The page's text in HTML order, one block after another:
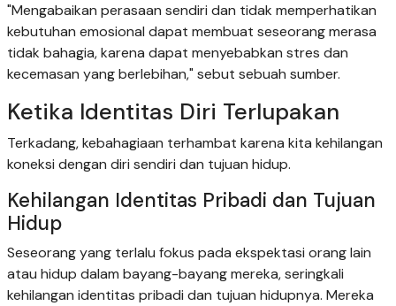
"Mengabaikan perasaan sendiri dan tidak memperhatikan
kebutuhan emosional dapat membuat seseorang merasa
tidak bahagia, karena dapat menyebabkan stres dan
kecemasan yang berlebihan," sebut sebuah sumber.
Ketika Identitas Diri Terlupakan
Terkadang, kebahagiaan terhambat karena kita kehilangan
koneksi dengan diri sendiri dan tujuan hidup.
Kehilangan Identitas Pribadi dan Tujuan
Hidup
Seseorang yang terlalu fokus pada ekspektasi orang lain
atau hidup dalam bayang-bayang mereka, seringkali
kehilangan identitas pribadi dan tujuan hidupnya. Mereka